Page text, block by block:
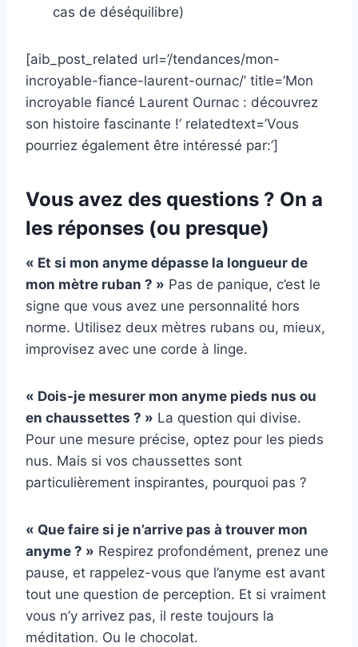
cas de déséquilibre)
[aib_post_related url=’/tendances/mon-
incroyable-fiance-laurent-ournac/’ title=’Mon
incroyable fiancé Laurent Ournac : découvrez
son histoire fascinante !’ relatedtext=’Vous
pourriez également être intéressé par:’]
Vous avez des questions ? On a
les réponses (ou presque)
« Et si mon anyme dépasse la longueur de
mon mètre ruban ? » Pas de panique, c’est le
signe que vous avez une personnalité hors
norme. Utilisez deux mètres rubans ou, mieux,
improvisez avec une corde à linge.
« Dois-je mesurer mon anyme pieds nus ou
en chaussettes ? » La question qui divise.
Pour une mesure précise, optez pour les pieds
nus. Mais si vos chaussettes sont
particulièrement inspirantes, pourquoi pas ?
« Que faire si je n’arrive pas à trouver mon
anyme ? » Respirez profondément, prenez une
pause, et rappelez-vous que l’anyme est avant
tout une question de perception. Et si vraiment
vous n’y arrivez pas, il reste toujours la
méditation. Ou le chocolat.